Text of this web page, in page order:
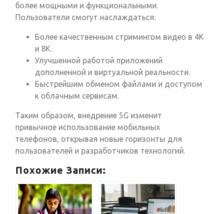
более мощными и функциональными.
Пользователи смогут наслаждаться:
Более качественным стримингом видео в 4K
и 8K.
Улучшенной работой приложений
дополненной и виртуальной реальности.
Быстрейшим обменом файлами и доступом
к облачным сервисам.
Таким образом, внедрение 5G изменит
привычное использование мобильных
телефонов, открывая новые горизонты для
пользователей и разработчиков технологий.
Похожие Записи: